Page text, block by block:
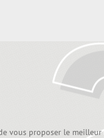
vous proposer le meilleur